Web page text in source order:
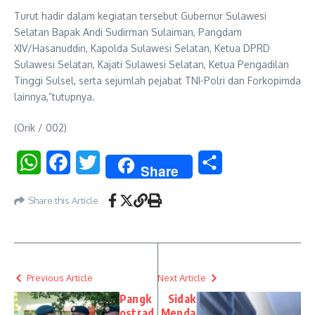
Turut hadir dalam kegiatan tersebut Gubernur Sulawesi
Selatan Bapak Andi Sudirman Sulaiman, Pangdam
XIV/Hasanuddin, Kapolda Sulawesi Selatan, Ketua DPRD
Sulawesi Selatan, Kajati Sulawesi Selatan, Ketua Pengadilan
Tinggi Sulsel, serta sejumlah pejabat TNI-Polri dan Forkopimda
lainnya,”tutupnya.
(Orik / 002)
WhatsAppFacebookTwitter Share
Share this Article
Previous Article
Pangk
Next Article
Sidak